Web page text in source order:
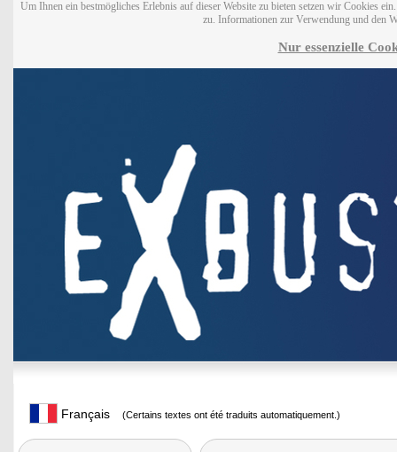
Um Ihnen ein bestmögliches Erlebnis auf dieser Website zu bieten setzen wir Cookies
zu. Informationen zur Verwendung und den
Nur essenzielle
Français (Certains textes ont été traduits automatiquement.)